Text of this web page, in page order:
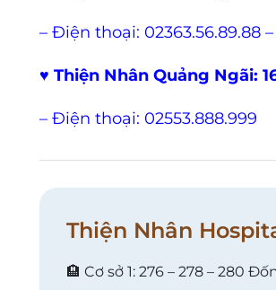
– Điện thoại: 02363.56.89.88
♥ Thiện Nhân Quảng Ngãi:
– Điện thoại: 02553.888.999
Thiện Nhân
🏨 Cơ sở 1: 276 – 278 – 280